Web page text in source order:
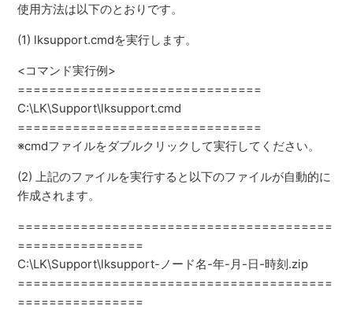
使用方法は以下のとおりです。
(1) lksupport.cmdを実行します。
<コマンド実行例>
===============================
C:\LK\Support\lksupport.cmd
===============================
※cmdファイルをダブルクリックして実行してください。
(2) 上記のファイルを実行すると以下のファイルが自動的に
作成されます。
========================================
================
C:\LK\Support\lksupport-ノード名-年-月-日-時刻.zip
========================================
================